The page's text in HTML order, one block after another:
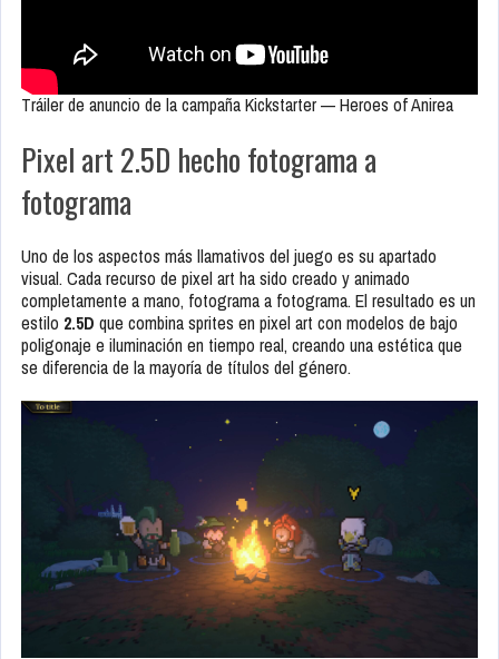
Tráiler de anuncio de la campaña Kickstarter — Heroes of Anirea
Pixel art 2.5D hecho fotograma a
fotograma
Uno de los aspectos más llamativos del juego es su apartado
visual. Cada recurso de pixel art ha sido creado y animado
completamente a mano, fotograma a fotograma. El resultado es un
estilo 2.5D que combina sprites en pixel art con modelos de bajo
poligonaje e iluminación en tiempo real, creando una estética que
se diferencia de la mayoría de títulos del género.